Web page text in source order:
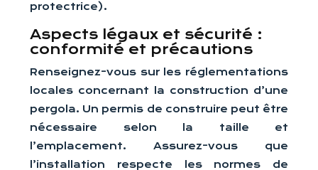
protectrice).
Aspects légaux et sécurité :
conformité et précautions
Renseignez-vous sur les réglementations
locales concernant la construction d’une
pergola. Un permis de construire peut être
nécessaire selon la taille et
l’emplacement. Assurez-vous que
l’installation respecte les normes de